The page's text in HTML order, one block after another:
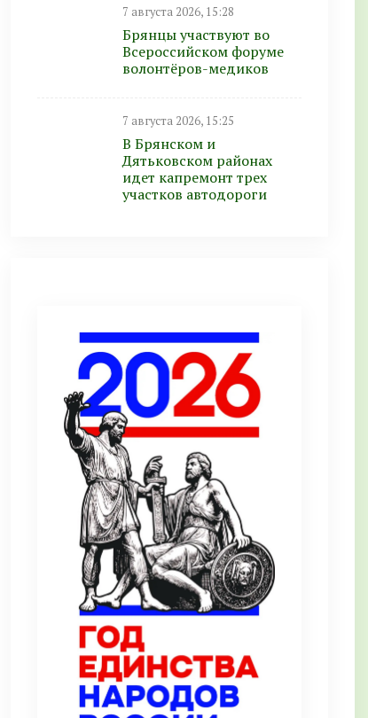
7 августа 2026, 15:28
Брянцы участвуют во
Всероссийском форуме
волонтёров-медиков
7 августа 2026, 15:25
В Брянском и
Дятьковском районах
идет капремонт трех
участков автодороги